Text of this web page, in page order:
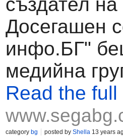
Досегашен
инфо.БГ"
медийна
Read the full
category bg posted by Shella 13 years